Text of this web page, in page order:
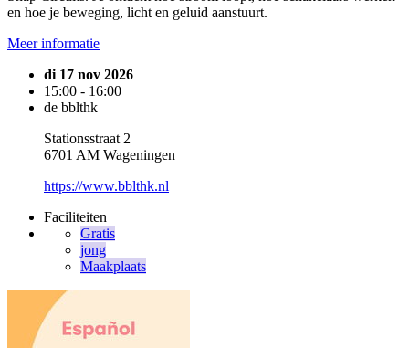
en hoe je beweging, licht en geluid aanstuurt.
Meer informatie
di 17 nov 2026
15:00 - 16:00
de bblthk
Stationsstraat 2
6701 AM Wageningen
https://www.bblthk.nl
Faciliteiten
Gratis
jong
Maakplaats